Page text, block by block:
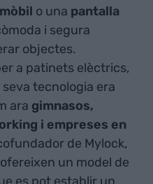
o una pantalla
i segura
objectes.
a patinets elèctrics,
tecnologia era
ara gimnasos,
i empreses en
de Mylock,
un model de